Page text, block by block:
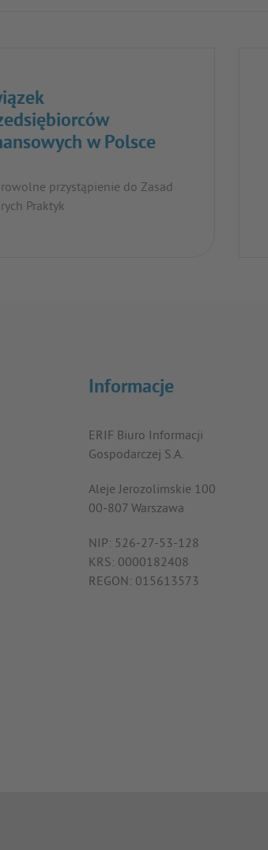
w Polsce
przystąpienie do Zasad
Praktyk
Informacje
ERIF Biuro Informacji
Gospodarczej S.A.
Aleje Jerozolimskie 100
00-807 Warszawa
NIP: 526-27-53-128
KRS: 0000182408
REGON: 015613573